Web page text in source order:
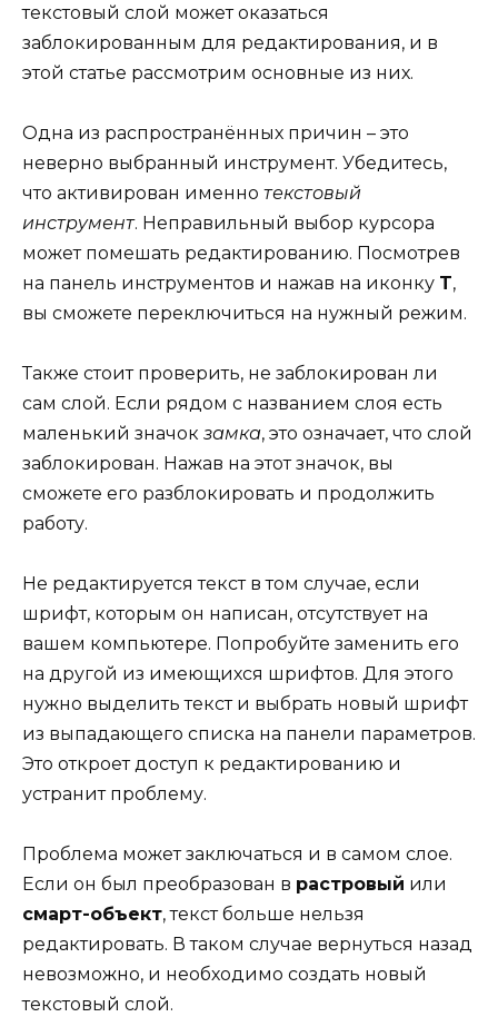
текстовый слой может оказаться
заблокированным для редактирования, и в
этой статье рассмотрим основные из них.
Одна из распространённых причин – это
неверно выбранный инструмент. Убедитесь,
что активирован именно текстовый
инструмент. Неправильный выбор курсора
может помешать редактированию. Посмотрев
на панель инструментов и нажав на иконку T,
вы сможете переключиться на нужный режим.
Также стоит проверить, не заблокирован ли
сам слой. Если рядом с названием слоя есть
маленький значок замка, это означает, что слой
заблокирован. Нажав на этот значок, вы
сможете его разблокировать и продолжить
работу.
Не редактируется текст в том случае, если
шрифт, которым он написан, отсутствует на
вашем компьютере. Попробуйте заменить его
на другой из имеющихся шрифтов. Для этого
нужно выделить текст и выбрать новый шрифт
из выпадающего списка на панели параметров.
Это откроет доступ к редактированию и
устранит проблему.
Проблема может заключаться и в самом слое.
Если он был преобразован в растровый или
смарт-объект, текст больше нельзя
редактировать. В таком случае вернуться назад
невозможно, и необходимо создать новый
текстовый слой.